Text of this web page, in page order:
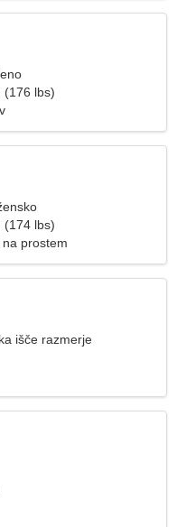
(176 lbs)
(174 lbs)
prostem
išče razmerje